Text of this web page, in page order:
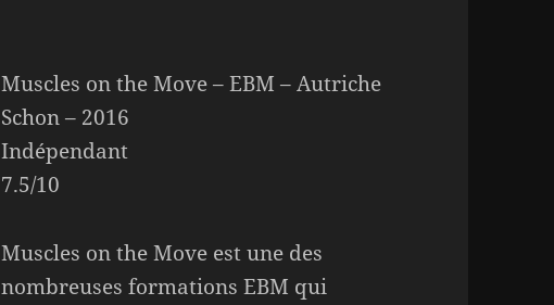
Muscles on the Move – EBM – Autriche
Schon – 2016
Indépendant
7.5/10
Muscles on the Move est une des
nombreuses formations EBM qui